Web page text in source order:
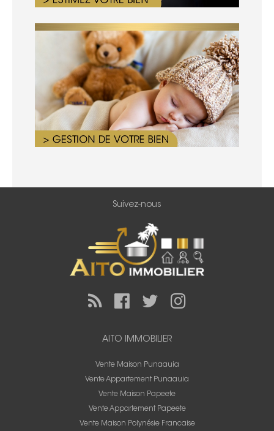
Suivez-nous
AITO IMMOBILIER
Vente Maison Punaauia
Vente Appartement Punaauia
Vente Maison Papeete
Vente Appartement Papeete
Vente Maison Polynésie Francaise